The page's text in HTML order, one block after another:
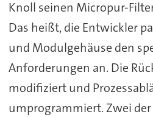
Knoll seinen Micropur-
Das heißt, die Entwickler
und Modulgehäuse den
Anforderungen an. Die
modifiziert und
umprogrammiert. Zwei der